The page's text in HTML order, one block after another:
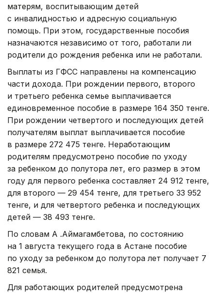
матерям, воспитывающим детей
с инвалидностью и адресную социальную
помощь. При этом, государственные пособия
назначаются независимо от того, работали ли
родители до рождения ребенка или не работали.
Выплаты из ГФСС направлены на компенсацию
части дохода. При рождении первого, второго
и третьего ребенка семье выплачивается
единовременное пособие в размере 164 350 тенге.
При рождении четвертого и последующих детей
получателям выплат выплачивается пособие
в размере 272 475 тенге. Неработающим
родителям предусмотрено пособие по уходу
за ребенком до полутора лет, его размер в этом
году для первого ребенка составляет 24 912 тенге,
для второго — 29 454 тенге, для третьего 33 952
тенге, и для четвертого ребенка и последующих
детей — 38 493 тенге.
По словам А .Аймагамбетова, по состоянию
на 1 августа текущего года в Астане пособие
по уходу за ребенком до полутора лет получает 7
821 семья.
Для работающих родителей предусмотрена